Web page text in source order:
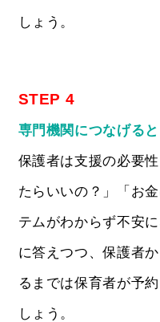
しょう。
STEP 4
専門機関につなげる
保護者は支援の必要
たらいいの？」「お
テムがわからず不安
に答えつつ、保護者
るまでは保育者が予
しょう。